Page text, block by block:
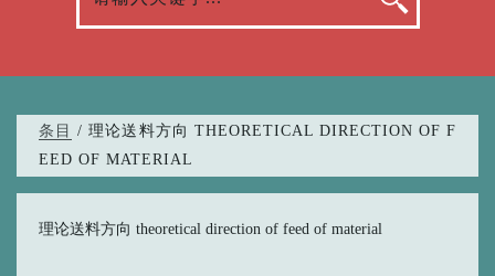
条目
/ 理论送料方向 THEORETICAL DIRECTION OF F
EED OF MATERIAL
理论送料方向 theoretical direction of feed of material